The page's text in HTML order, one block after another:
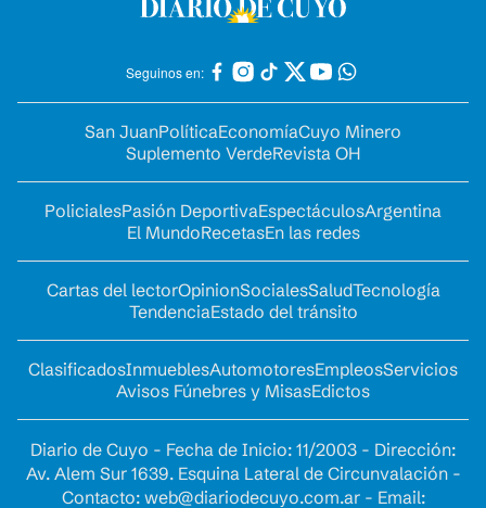
Seguinos en:
San JuanPolíticaEconomíaCuyo Minero
Suplemento VerdeRevista OH
PolicialesPasión DeportivaEspectáculosArgentina
El MundoRecetasEn las redes
Cartas del lectorOpinionSocialesSaludTecnología
TendenciaEstado del tránsito
ClasificadosInmueblesAutomotoresEmpleosServicios
Avisos Fúnebres y MisasEdictos
Diario de Cuyo - Fecha de Inicio: 11/2003 - Dirección:
Av. Alem Sur 1639. Esquina Lateral de Circunvalación -
Contacto: web@diariodecuyo.com.ar- Email: